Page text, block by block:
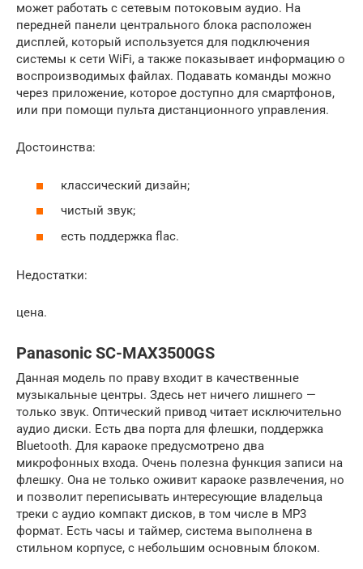
может работать с сетевым потоковым аудио. На
передней панели центрального блока расположен
дисплей, который используется для подключения
системы к сети WiFi, а также показывает информацию о
воспроизводимых файлах. Подавать команды можно
через приложение, которое доступно для смартфонов,
или при помощи пульта дистанционного управления.
Достоинства:
классический дизайн;
чистый звук;
есть поддержка flac.
Недостатки:
цена.
Panasonic SC-MAX3500GS
Данная модель по праву входит в качественные
музыкальные центры. Здесь нет ничего лишнего —
только звук. Оптический привод читает исключительно
аудио диски. Есть два порта для флешки, поддержка
Bluetooth. Для караоке предусмотрено два
микрофонных входа. Очень полезна функция записи на
флешку. Она не только оживит караоке развлечения, но
и позволит переписывать интересующие владельца
треки с аудио компакт дисков, в том числе в МР3
формат. Есть часы и таймер, система выполнена в
стильном корпусе, с небольшим основным блоком.